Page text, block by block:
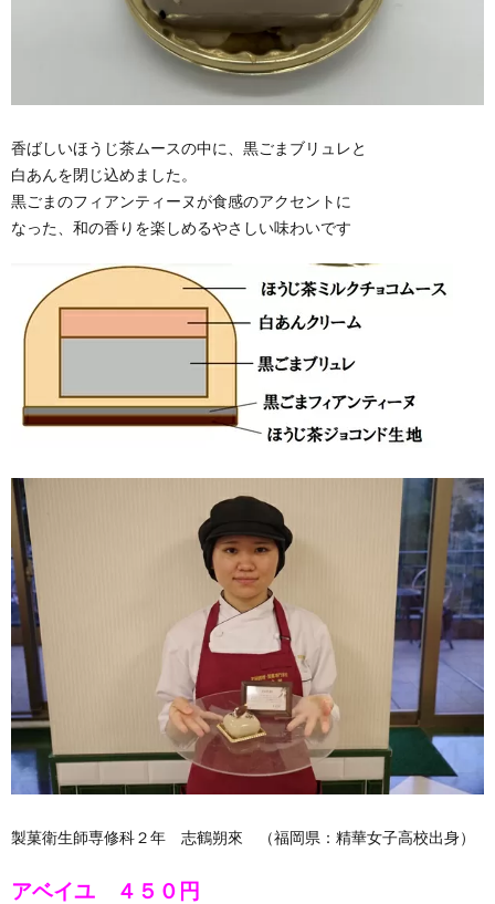
香ばしいほうじ茶ムースの中に、黒ごまブリュレと
白あんを閉じ込めました。
黒ごまのフィアンティーヌが食感のアクセントに
なった、和の香りを楽しめるやさしい味わいです
製菓衛生師専修科２年 志鶴朔來 （福岡県：精華女子高校出身）
アベイユ ４５０円